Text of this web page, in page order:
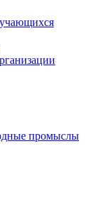
промыслы